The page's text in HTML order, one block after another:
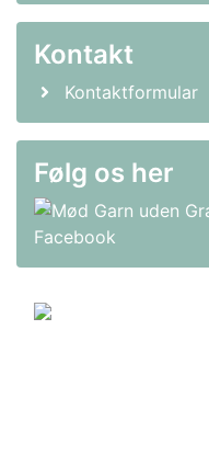
Kontakt
Kontaktformular
Følg os her